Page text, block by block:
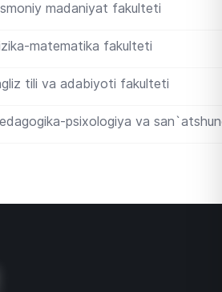
madaniyat fakulteti
matematika fakulteti
tili va adabiyoti fakulteti
psixologiya va